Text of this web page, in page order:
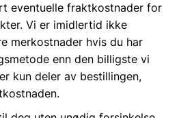
eventuelle fraktkostnader for
Vi er imidlertid ikke
merkostnader hvis du har
enn den billigste vi
kun deler av bestillingen,